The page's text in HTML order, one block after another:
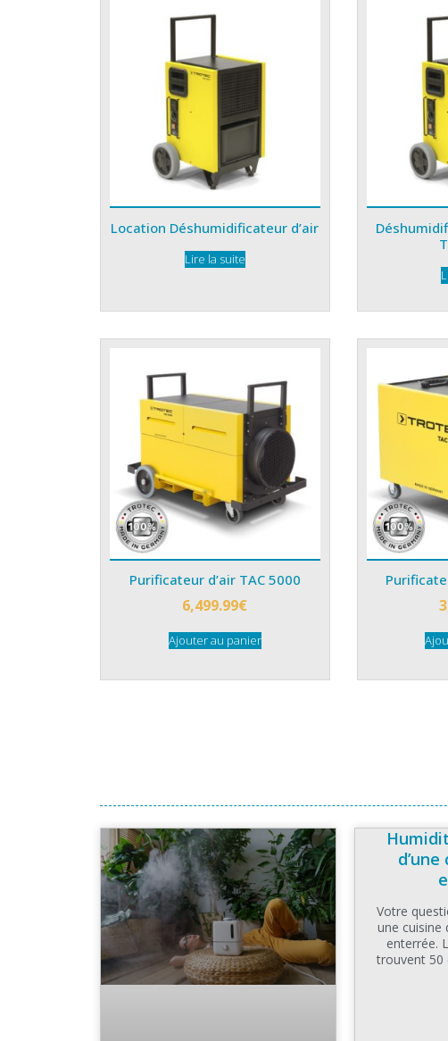
Location Déshumidificateur d’air
Lire la suite
Purificateur d’air TAC 5000
6,499.99€
Ajouter au panier
Votre
une cuisine
enterrée.
trouvent 50